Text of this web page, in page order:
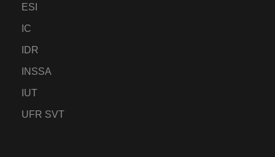
ESI
IC
IDR
INSSA
IUT
UFR SVT